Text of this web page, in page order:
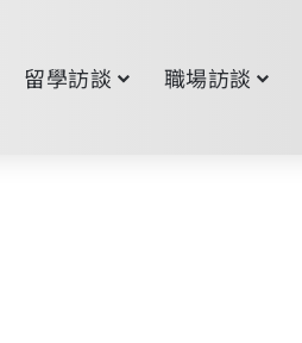
留學訪談 職場訪談